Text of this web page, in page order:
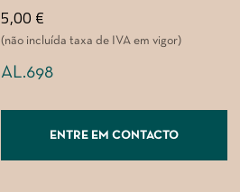
5,00 €
(não incluída taxa de IVA em vigor)
AL.698
ENTRE EM CONTACTO